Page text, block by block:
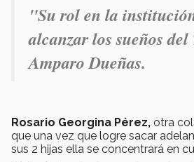
"Su rol en la
alcanzar los sueños
Amparo Dueñas.
Rosario Georgina Pérez, otra
que una vez que logre sacar
sus 2 hijas ella se concentrará en